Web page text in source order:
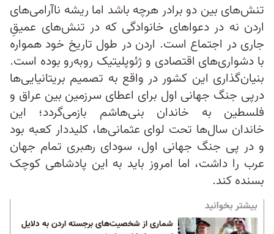
تنش‌های بین دو برادر هرچه باشد اما ریشه ناآرامی‌های
اردن نه در دعواهای خانوادگی که در تنش‌های عمیقِ
جاری در اجتماع است. اردن در طول تاریخ خود همواره
با دشواری‌های اقتصادی و ژئوپلیتیک روبه‌رو بوده است.
بنیان‌گذاری این کشور در واقع به تصمیم بریتانیایی‌ها
درپی جنگ جهانی اول برای اعطای سرزمین بین عراق و
فلسطین به خاندان بنی‌هاشم بازمی‌گردد؛ این
خاندان سال‌ها تحت لوای عثمانی‌ها، کلیددار کعبه بود
و در پی جنگ جهانی اول، سودای رهبری تمام جهان
عرب را داشت، اما امروز باید به این پادشاهی کوچک
بسنده کند.
بیشتر بخوانید
شماری از شخصیت‌های برجسته اردن به دلایل